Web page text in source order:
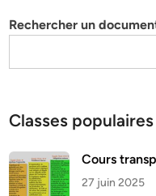
Rechercher un
Classes populaires
Cours
27 juin 2025